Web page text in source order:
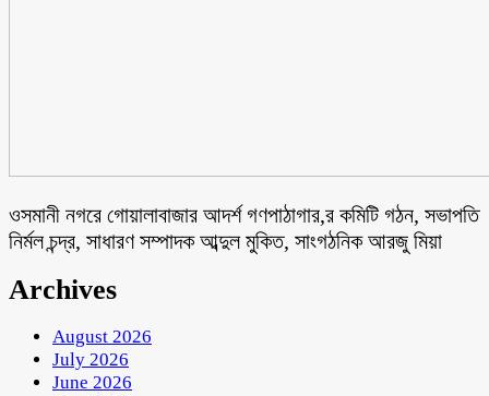
ওসমানী নগরে গোয়ালাবাজার আদর্শ গণপাঠাগার,র কমিটি গঠন, সভাপতি
নির্মল চন্দ্র, সাধারণ সম্পাদক আব্দুল মুকিত, সাংগঠনিক আরজু মিয়া
Archives
August 2026
July 2026
June 2026